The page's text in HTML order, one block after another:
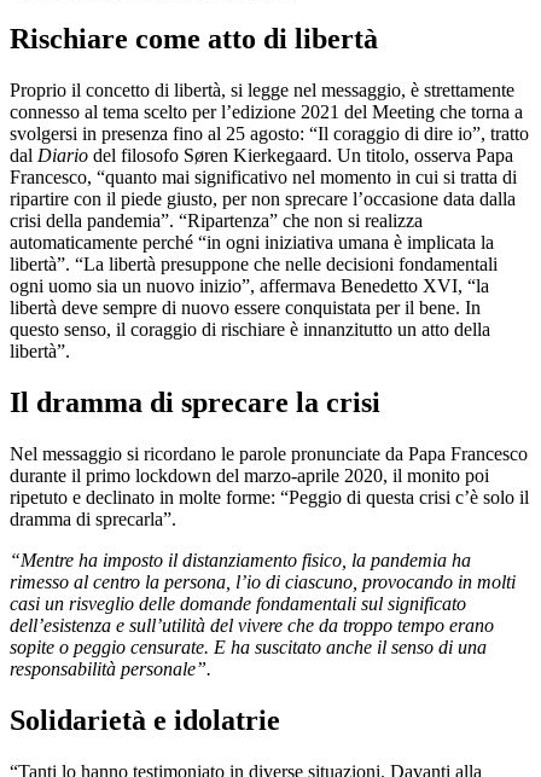
Rischiare come atto di libertà
Proprio il concetto di libertà, si legge nel messaggio, è strettamente
connesso al tema scelto per l’edizione 2021 del Meeting che torna a
svolgersi in presenza fino al 25 agosto: “Il coraggio di dire io”, tratto
dal Diario del filosofo Søren Kierkegaard. Un titolo, osserva Papa
Francesco, “quanto mai significativo nel momento in cui si tratta di
ripartire con il piede giusto, per non sprecare l’occasione data dalla
crisi della pandemia”. “Ripartenza” che non si realizza
automaticamente perché “in ogni iniziativa umana è implicata la
libertà”. “La libertà presuppone che nelle decisioni fondamentali
ogni uomo sia un nuovo inizio”, affermava Benedetto XVI, “la
libertà deve sempre di nuovo essere conquistata per il bene. In
questo senso, il coraggio di rischiare è innanzitutto un atto della
libertà”.
Il dramma di sprecare la crisi
Nel messaggio si ricordano le parole pronunciate da Papa Francesco
durante il primo lockdown del marzo-aprile 2020, il monito poi
ripetuto e declinato in molte forme: “Peggio di questa crisi c’è solo il
dramma di sprecarla”.
“Mentre ha imposto il distanziamento fisico, la pandemia ha
rimesso al centro la persona, l’io di ciascuno, provocando in molti
casi un risveglio delle domande fondamentali sul significato
dell’esistenza e sull’utilità del vivere che da troppo tempo erano
sopite o peggio censurate. E ha suscitato anche il senso di una
responsabilità personale”.
Solidarietà e idolatrie
“Tanti lo hanno testimoniato in diverse situazioni. Davanti alla